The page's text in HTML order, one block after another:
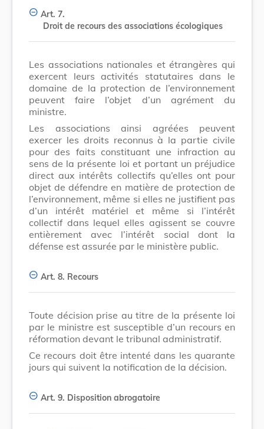
Art. 7.
Droit de recours des associations écologiques
Les associations nationales et étrangères qui
exercent leurs activités statutaires dans le
domaine de la protection de l’environnement
peuvent faire l’objet d’un agrément du
ministre.
Les associations ainsi agréées peuvent
exercer les droits reconnus à la partie civile
pour des faits constituant une infraction au
sens de la présente loi et portant un préjudice
direct aux intérêts collectifs qu’elles ont pour
objet de défendre en matière de protection de
l’environnement, même si elles ne justifient pas
d’un intérêt matériel et même si l’intérêt
collectif dans lequel elles agissent se couvre
entièrement avec l’intérêt social dont la
défense est assurée par le ministère public.
Art. 8. Recours
Toute décision prise au titre de la présente loi
par le ministre est susceptible d’un recours en
réformation devant le tribunal administratif.
Ce recours doit être intenté dans les quarante
jours qui suivent la notification de la décision.
Art. 9. Disposition abrogatoire